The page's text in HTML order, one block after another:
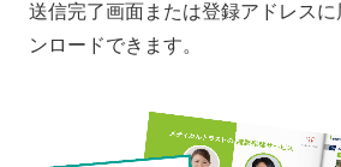
送信完了画面または登録アドレス
ンロードできます。